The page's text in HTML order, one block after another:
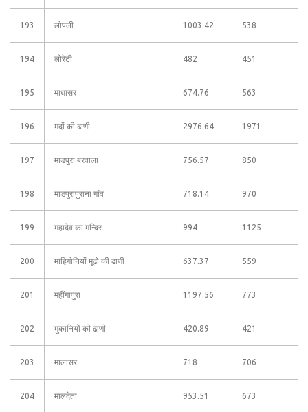
193 लोपली 1003.42 538
194 लोरेटी 482 451
195 माधासर 674.76 563
196 मदों की ढाणी 2976.64 1971
197 माडपुरा बरवाला 756.57 850
198 माडपुरापुराना गांव 718.14 970
199 महादेव का मन्दिर 994 1125
200 माहिगोनियों मूढो की ढाणी 637.37 559
201 महींगापुरा 1197.56 773
202 मुकानियों की ढाणी 420.89 421
203 मालासर 718 706
204 मालदेता 953.51 673